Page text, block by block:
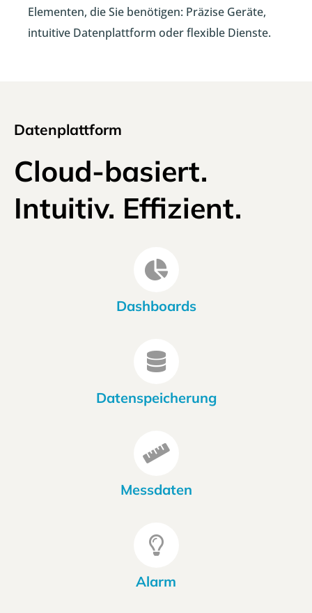
Elementen, die Sie benötigen: Präzise Geräte,
intuitive Datenplattform oder flexible Dienste.
Datenplattform
Cloud-basiert.
Intuitiv. Effizient.
Dashboards
Datenspeicherung
Messdaten
Alarm